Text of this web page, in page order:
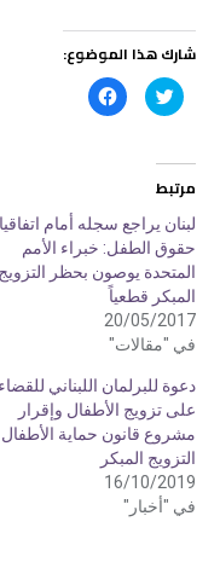
شارك هذا الموضوع:
ض
ر
ك
ة
ع
ل
ى
ت
و
ي
ت
(
ف
ت
ح
ف
ي
ن
ا
ف
ذ
ن
ر
ة
ل
ك
(
ف
ح
مرتبط
لبنان يراجع سجله أمام
حقوق الطفل: خبراء الأمم
المتحدة يوصون بحظر التزويج
المبكر قطعياً
20/05/2017
في "مقالات"
دعوة للبرلمان اللبناني للقضاء
على تزويج الأطفال وإقرار
مشروع قانون حماية
التزويج المبكر
16/10/2019
في "أخبار"